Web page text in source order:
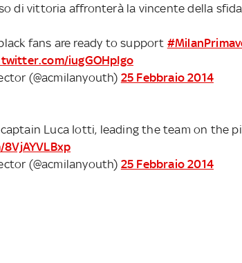
di vittoria affronterà la vincente della sfida
fans are ready to support
iugGOHpIgo
(@acmilanyouth) 25 Febbraio 2014
Luca Iotti, leading the team on the
(@acmilanyouth) 25 Febbraio 2014